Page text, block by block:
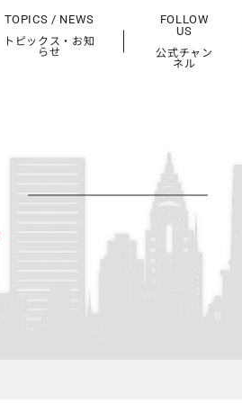
TOPICS / NEWS
トピックス・お知
らせ
FOLLOW
US
公式チャン
ネル